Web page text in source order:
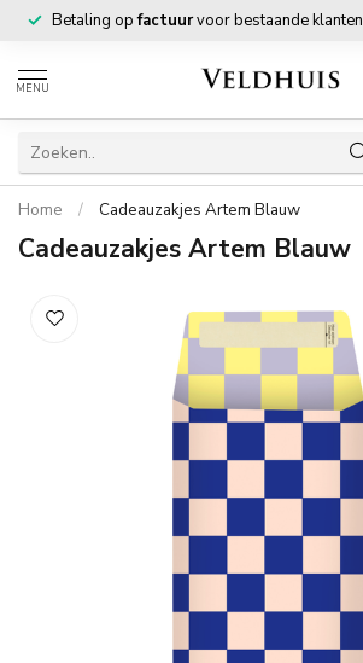
Betaling opfactuurvoor bestaande klanten
MENU
Home / Cadeauzakjes Artem Blauw
Cadeauzakjes Artem Blauw